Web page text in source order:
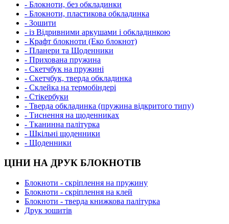
- Блокноти, без обкладинки
- Блокноти, пластикова обкладинка
- Зошити
- із Відривними аркушами і обкладинкою
- Крафт блокноти (Еко блокнот)
- Планери та Щоденники
- Прихована пружина
- Скетчбук на пружині
- Скетчбук, тверда обкладинка
- Склейка на термобіндері
- Стікербуки
- Тверда обкладинка (пружина відкритого типу)
- Тиснення на щоденниках
- Тканинна палітурка
- Шкільні щоденники
- Щоденники
ЦІНИ НА ДРУК БЛОКНОТІВ
Блокноти - скріплення на пружину
Блокноти - скріплення на клей
Блокноти - тверда книжкова палітурка
Друк зошитів